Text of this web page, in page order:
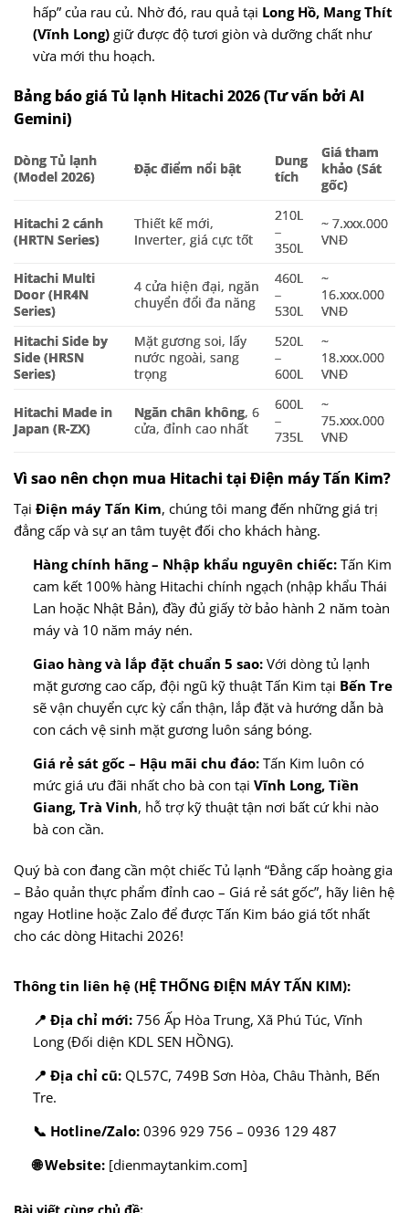
hấp” của rau củ. Nhờ đó, rau quả tại Long Hồ, Mang Thít
(Vĩnh Long)giữ được độ tươi giòn và dưỡng chất như
vừa mới thu hoạch.
Bảng báo giá Tủ lạnh Hitachi 2026 (Tư vấn bởi AI
Gemini)
Dòng Tủ lạnh
(Model 2026)
Đặc điểm nổi bật
Dung
tích
Giá tham
khảo (Sát
gốc)
Hitachi 2 cánh
(HRTN Series)
Thiết kế mới,
Inverter, giá cực tốt
210L
–
350L
~ 7.xxx.000
VNĐ
Hitachi Multi
Door (HR4N
Series)
4 cửa hiện đại, ngăn
chuyển đổi đa năng
460L
–
530L
~
16.xxx.000
VNĐ
Hitachi Side by
Side (HRSN
Series)
Mặt gương soi, lấy
nước ngoài, sang
trọng
520L
–
600L
~
18.xxx.000
VNĐ
Hitachi Made in
Japan (R-ZX)
Ngăn chân không, 6
cửa, đỉnh cao nhất
600L
–
735L
~
75.xxx.000
VNĐ
Vì sao nên chọn mua Hitachi tại Điện máy Tấn Kim?
Tại Điện máy Tấn Kim, chúng tôi mang đến những giá trị
đẳng cấp và sự an tâm tuyệt đối cho khách hàng.
Hàng chính hãng – Nhập khẩu nguyên chiếc:Tấn Kim
cam kết 100% hàng Hitachi chính ngạch (nhập khẩu Thái
Lan hoặc Nhật Bản), đầy đủ giấy tờ bảo hành 2 năm toàn
máy và 10 năm máy nén.
Giao hàng và lắp đặt chuẩn 5 sao:Với dòng tủ lạnh
mặt gương cao cấp, đội ngũ kỹ thuật Tấn Kim tại Bến Tre
sẽ vận chuyển cực kỳ cẩn thận, lắp đặt và hướng dẫn bà
con cách vệ sinh mặt gương luôn sáng bóng.
Giá rẻ sát gốc – Hậu mãi chu đáo:Tấn Kim luôn có
mức giá ưu đãi nhất cho bà con tại Vĩnh Long, Tiền
Giang, Trà Vinh, hỗ trợ kỹ thuật tận nơi bất cứ khi nào
bà con cần.
Quý bà con đang cần một chiếc Tủ lạnh “Đẳng cấp hoàng gia
– Bảo quản thực phẩm đỉnh cao – Giá rẻ sát gốc”, hãy liên hệ
ngay Hotline hoặc Zalo để được Tấn Kim báo giá tốt nhất
cho các dòng Hitachi 2026!
Thông tin liên hệ (HỆ THỐNG ĐIỆN MÁY TẤN KIM):
📍 Địa chỉ mới:756 Ấp Hòa Trung, Xã Phú Túc, Vĩnh
Long (Đối diện KDL SEN HỒNG).
📍 Địa chỉ cũ:QL57C, 749B Sơn Hòa, Châu Thành, Bến
Tre.
📞 Hotline/Zalo:0396 929 756 – 0936 129 487
🌐 Website:[dienmaytankim.com]